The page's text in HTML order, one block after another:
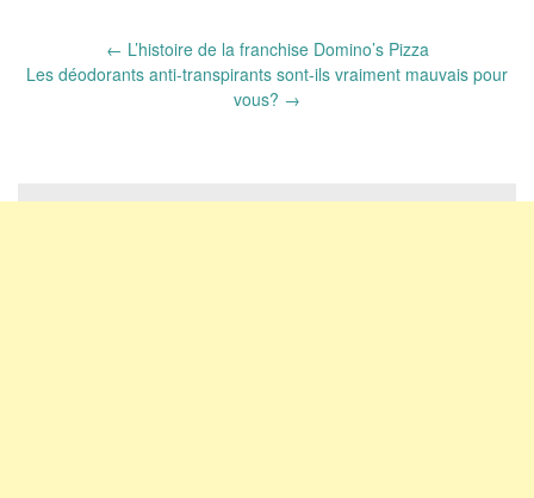
navigation
← L’histoire de la franchise Domino’s Pizza
Les déodorants anti-transpirants sont-ils vraiment mauvais pour
vous? →